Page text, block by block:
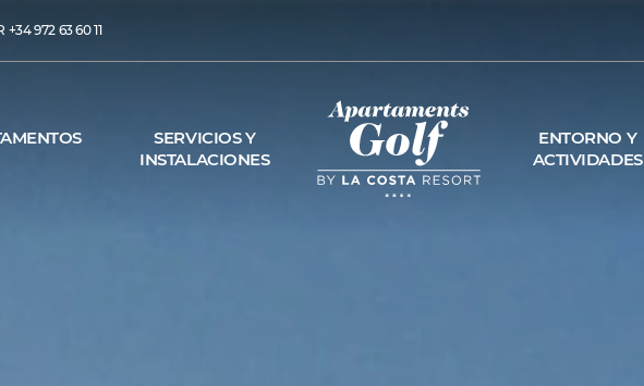
+34 972 63 60 11
SERVICIOS Y
INSTALACIONES
ENTORNO Y
ACTIVIDADES